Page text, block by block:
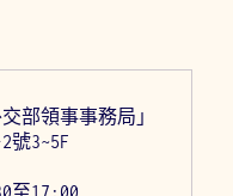
部領事事務局」
號3~5F